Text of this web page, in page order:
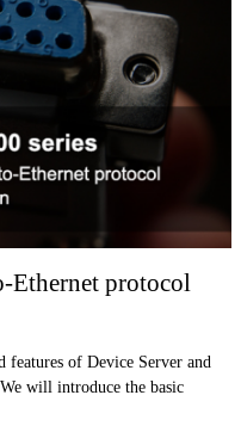
Ethernet protocol
features of Device Server and
will introduce the basic